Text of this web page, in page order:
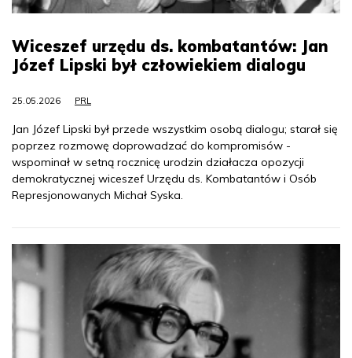
Wiceszef urzędu ds. kombatantów: Jan
Józef Lipski był człowiekiem dialogu
25.05.2026 PRL
Jan Józef Lipski był przede wszystkim osobą dialogu; starał się
poprzez rozmowę doprowadzać do kompromisów -
wspominał w setną rocznicę urodzin działacza opozycji
demokratycznej wiceszef Urzędu ds. Kombatantów i Osób
Represjonowanych Michał Syska.